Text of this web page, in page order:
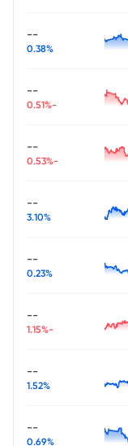
--
0.38%
--
-0.51%
--
-0.53%
--
3.10%
--
0.23%
--
-1.15%
--
1.52%
--
0.69%